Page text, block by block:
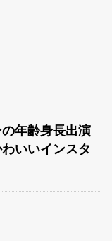
年齢身長出演
いいインスタ